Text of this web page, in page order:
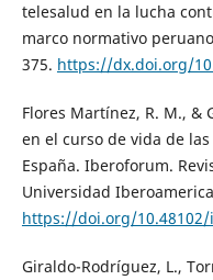
telesalud en la lucha
marco normativo
375. https://dx.doi.org/
Flores Martínez, R. M., &
en el curso de vida de
España. Iberoforum.
Universidad
https://doi.org/10.48102/
Giraldo-Rodríguez, L.,